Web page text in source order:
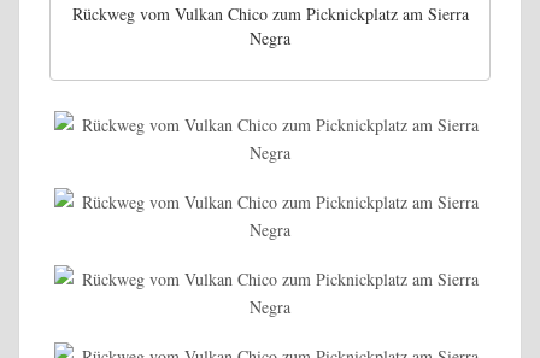
Rückweg vom Vulkan Chico zum Picknickplatz am Sierra
Negra